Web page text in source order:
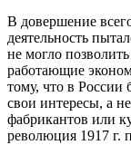
В довершение
деятельность
не могло
работающие
тому, что в России
свои интересы, а
фабрикантов или
революция 1917 г.